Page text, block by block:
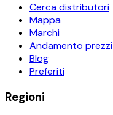
Cerca distributori
Mappa
Marchi
Andamento prezzi
Blog
Preferiti
Regioni